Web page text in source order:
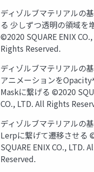
ディゾルブマテリアルの
る 少しずつ透明の領域を
©2020 SQUARE ENIX
Rights Reserved.
ディゾルブマテリアルの
アニメーションを
Maskに繋げる ©2020
CO., LTD. All Rights
ディゾルブマテリアルの
Lerpに繋げて遷移させる
SQUARE ENIX CO., LTD.
Reserved.